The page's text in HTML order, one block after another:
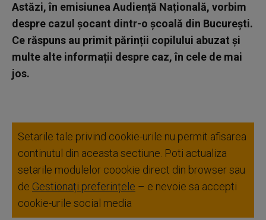
Astăzi, în emisiunea Audiență Națională, vorbim
despre cazul șocant dintr-o școală din București.
Ce răspuns au primit părinții copilului abuzat și
multe alte informații despre caz, în cele de mai
jos.
Setarile tale privind cookie-urile nu permit afisarea
continutul din aceasta sectiune. Poti actualiza
setarile modulelor coookie direct din browser sau
de Gestionați preferințele – e nevoie sa accepti
cookie-urile social media